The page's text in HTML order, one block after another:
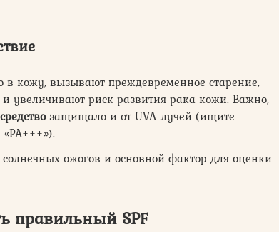
в кожу, вызывают преждевременное старение,
увеличивают риск развития рака кожи. Важно,
защищало и от UVA-лучей (ищите
ожогов и основной фактор для оценки
правильный SPF